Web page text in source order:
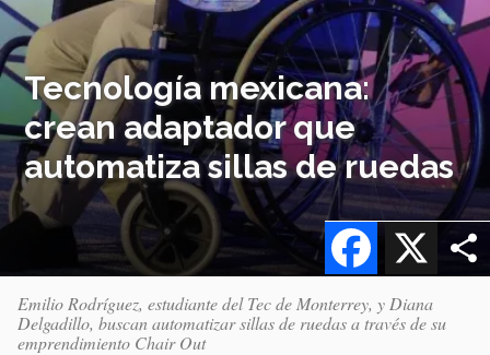
Tecnología mexicana:
crean adaptador que
automatiza sillas de ruedas
X
Facebook
Emilio Rodríguez, estudiante del Tec de Monterrey, y Diana
Delgadillo, buscan automatizar sillas de ruedas a través de su
emprendimiento Chair Out